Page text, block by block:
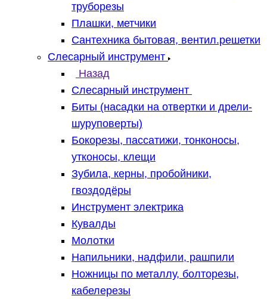
труборезы
Плашки, метчики
Сантехника бытовая, вентил.решетки
Слесарный инструмент
Назад
Слесарный инструмент
Биты (насадки на отвертки и дрели-
шуруповерты)
Бокорезы, пассатижи, тонконосы,
утконосы, клещи
Зубила, керны, пробойники,
гвоздодёры
Инструмент электрика
Кувалды
Молотки
Напильники, надфили, рашпили
Ножницы по металлу, болторезы,
кабелерезы